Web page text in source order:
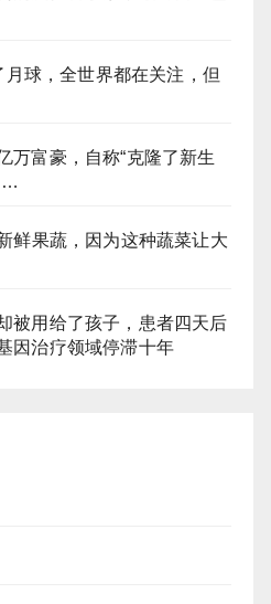
球，全世界都在关注，但
万富豪，自称“克隆了新生
鲜果蔬，因为这种蔬菜让大
被用给了孩子，患者四天后
因治疗领域停滞十年